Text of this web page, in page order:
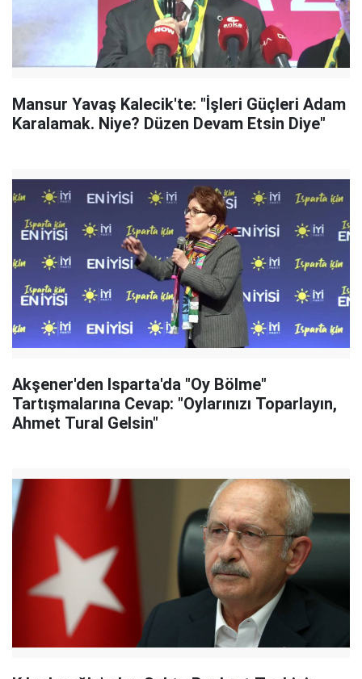
Mansur Yavaş Kalecik'te: "İşleri Güçleri Adam
Karalamak. Niye? Düzen Devam Etsin Diye"
Akşener'den Isparta'da "Oy Bölme"
Tartışmalarına Cevap: "Oylarınızı Toparlayın,
Ahmet Tural Gelsin"